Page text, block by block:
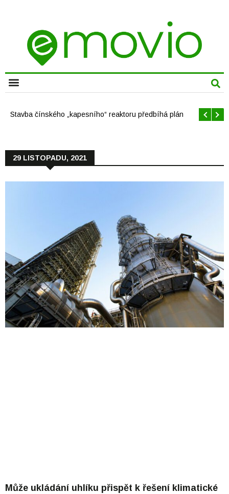
Stavba čínského „kapesního“ reaktoru předbíhá plán
29 LISTOPADU, 2021
Může ukládání uhlíku přispět k řešení klimatické